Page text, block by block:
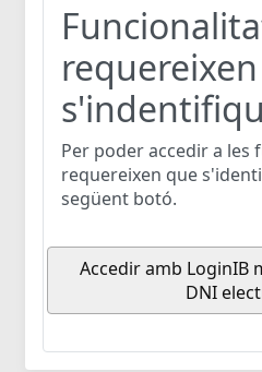
Per poder accedir a les
requereixen que
següent botó.
Accedir amb LoginIB
DNI